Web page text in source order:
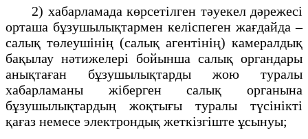
2) хабарламада көрсетілген тәуекел дәрежесі
орташа бұзушылықтармен келіспеген жағдайда –
салық төлеушінің (салық агентінің) камералдық
бақылау нәтижелері бойынша салық органдары
анықтаған бұзушылықтарды жою туралы
хабарламаны жіберген салық органына
бұзушылықтардың жоқтығы туралы түсінікті
қағаз немесе электрондық жеткізгіште ұсынуы;